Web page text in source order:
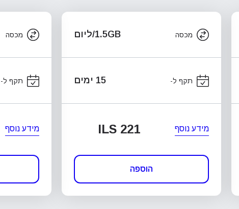
מכסה 1.5GB/ליום
תקף ל- 15 ימים
מידע נוסף ILS 221
הוספה
מכסה
תקף ל-
מידע נוסף